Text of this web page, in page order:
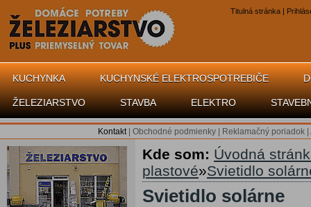
Titulná stránka |
KUCHYNKA KUCHYNSKÉ ELEKTROSPOTREBIČE
ŽELEZIARSTVO STAVBA ELEKTRO
Kontakt| Obchodné podmienky Reklamačný poriadok
Kde som: Úvodná
plastové»Svietidlo
Svietidlo solárne